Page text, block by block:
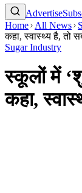
Advertise
Home
All News
कहा, स्वास्थ्य है, तो
Sugar Industry
स्कूलों में
कहा,